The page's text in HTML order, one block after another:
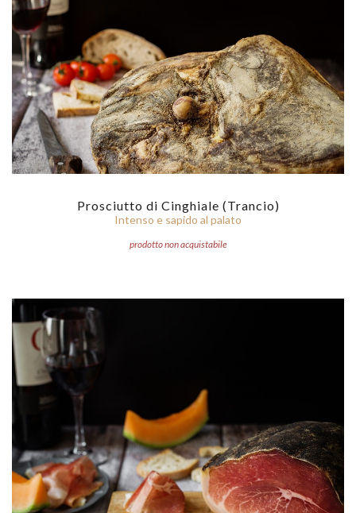
Prosciutto di Cinghiale (Trancio)
Intenso e sapido al palato
prodotto non acquistabile